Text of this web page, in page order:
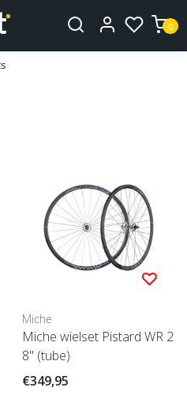
0
Miche
Miche wielset Pistard WR 2
8" (tube)
€349,95